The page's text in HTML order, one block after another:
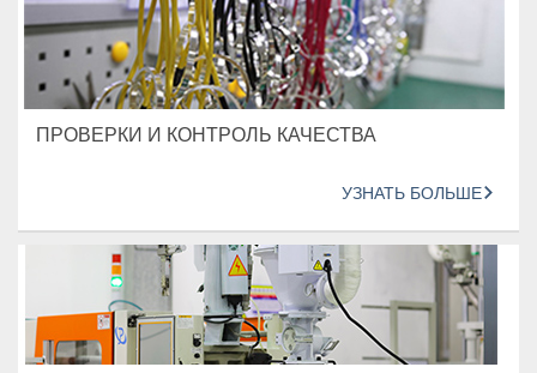
ПРОВЕРКИ И КОНТРОЛЬ КАЧЕСТВА
УЗНАТЬ БОЛЬШЕ